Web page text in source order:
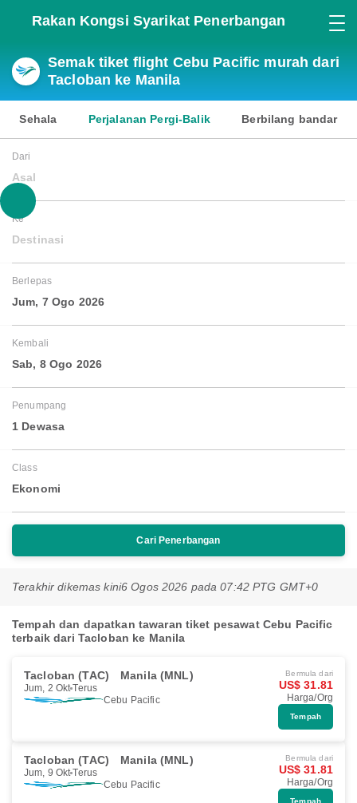
Rakan Kongsi Syarikat Penerbangan
Semak tiket flight Cebu Pacific murah dari
Tacloban ke Manila
Sehala Perjalanan Pergi-Balik Berbilang bandar
Dari
Asal
Ke
Destinasi
Berlepas
Jum, 7 Ogo 2026
Kembali
Sab, 8 Ogo 2026
Penumpang
1 Dewasa
Class
Ekonomi
Cari Penerbangan
Terakhir dikemas kini6 Ogos 2026 pada 07:42 PTG GMT+0
Tempah dan dapatkan tawaran tiket pesawat Cebu Pacific
terbaik dari Tacloban ke Manila
Tacloban (TAC) Manila (MNL)
Jum, 2 Okt Terus
Cebu Pacific
Bermula dari
US$ 31.81
Harga/Org
Tempah
Tacloban (TAC) Manila (MNL)
Jum, 9 Okt Terus
Cebu Pacific
Bermula dari
US$ 31.81
Harga/Org
Tempah